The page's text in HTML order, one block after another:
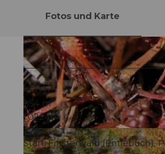
© UNESCO Biosphäre Entlebuch
Fotos und Karte
4:50 h
854 m
1.022 m
774 m
Start: Finsterwald (Entlebuch),